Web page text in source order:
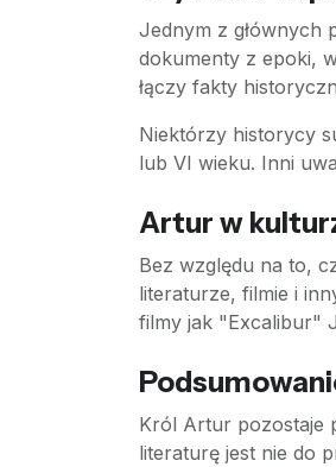
Jednym z głównych
dokumenty z epoki,
łączy fakty
Niektórzy historycy
lub VI wieku. Inni
Artur w
Bez względu na to,
literaturze, filmie i
filmy jak "Excalibur"
Król Artur pozostaje
literaturę jest nie do